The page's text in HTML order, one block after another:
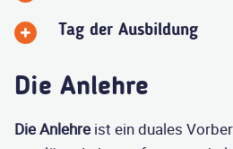
Tag der Ausbildung
Die Anlehre
Die Anlehre ist ein duales